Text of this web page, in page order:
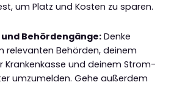
um Platz und Kosten zu sparen.
Behördengänge: Denke
relevanten Behörden, deinem
Krankenkasse und deinem Strom-
umzumelden. Gehe außerdem